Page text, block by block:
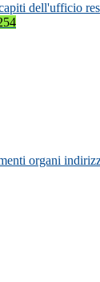
dell'ufficio
organi